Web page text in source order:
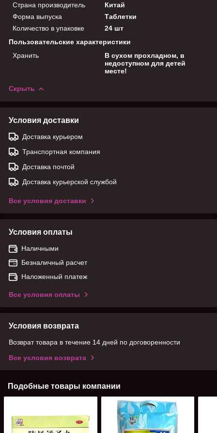
Страна производитель
Китай
Форма выпуска
Таблетки
Количество в упаковке
24 шт
Пользовательские характеристики
Хранить
В сухом прохладном, в
недоступном для детей
месте!
Скрыть
Условия доставки
Доставка курьером
Транспортная компания
Доставка почтой
Доставка курьерской службой
Все условия доставки
Условия оплаты
Наличными
Безналичный расчет
Наложенный платеж
Все условия оплаты
Условия возврата
Возврат товара в течение 14 дней по договоренности
Все условия возврата
Подобные товары компании